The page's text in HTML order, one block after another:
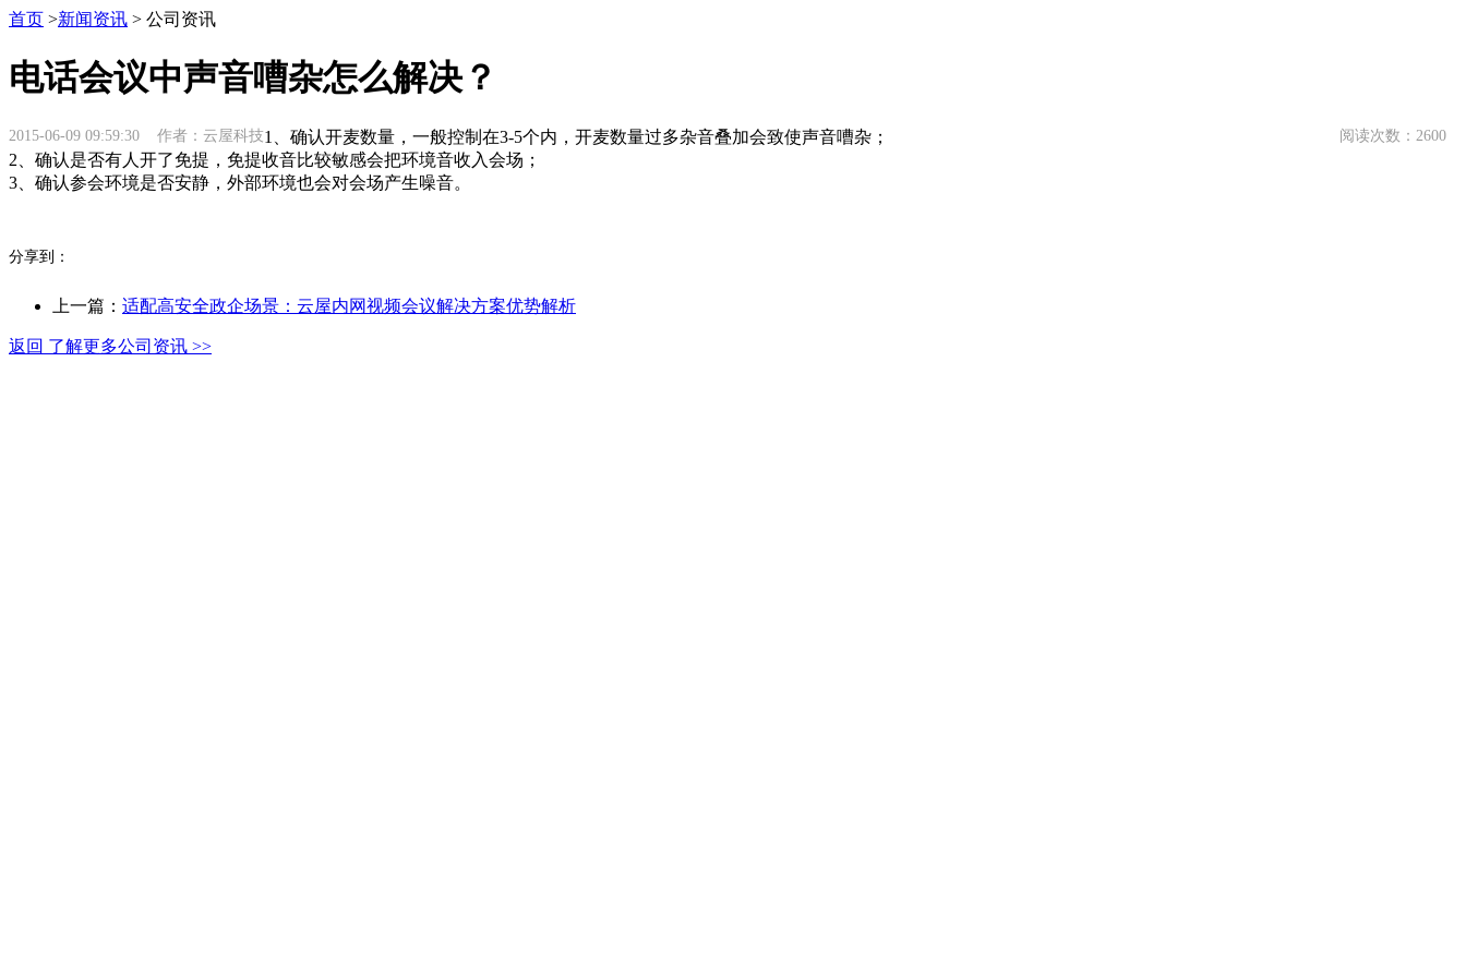
首页 >新闻资讯 > 公司资讯
电话会议中声音嘈杂怎么解决？
2015-06-09 09:59:30 作者：云屋科技 阅读次数：2600
1、确认开麦数量，一般控制在3-5个内，开麦数量过多杂音叠加会致使声音嘈杂；
2、确认是否有人开了免提，免提收音比较敏感会把环境音收入会场；
3、确认参会环境是否安静，外部环境也会对会场产生噪音。
分享到：
上一篇： 适配高安全政企场景：云屋内网视频会议解决方案优势解析
返回 了解更多公司资讯 >>